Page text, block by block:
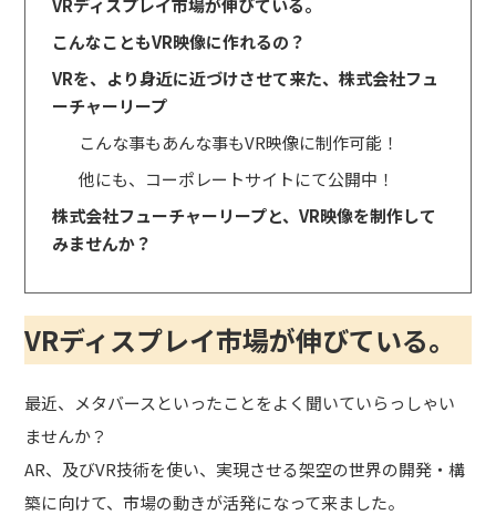
VRディスプレイ市場が伸びている。
こんなこともVR映像に作れるの？
VRを、より身近に近づけさせて来た、株式会社フュ
ーチャーリープ
こんな事もあんな事もVR映像に制作可能！
他にも、コーポレートサイトにて公開中！
株式会社フューチャーリープと、VR映像を制作して
みませんか？
VRディスプレイ市場が伸びている。
最近、メタバースといったことをよく聞いていらっしゃい
ませんか？
AR、及びVR技術を使い、実現させる架空の世界の開発・構
築に向けて、市場の動きが活発になって来ました。